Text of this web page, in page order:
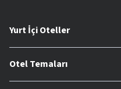
Yurt İçi Oteller
Otel Temaları